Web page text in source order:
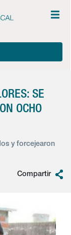
SE
OCHO
y forcejearon
Compartir